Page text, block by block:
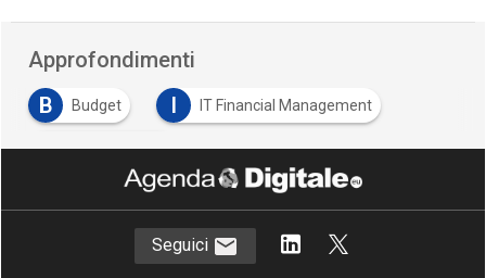
Approfondimenti
B
Budget I IT Financial Management
P pianificazione
Seguici